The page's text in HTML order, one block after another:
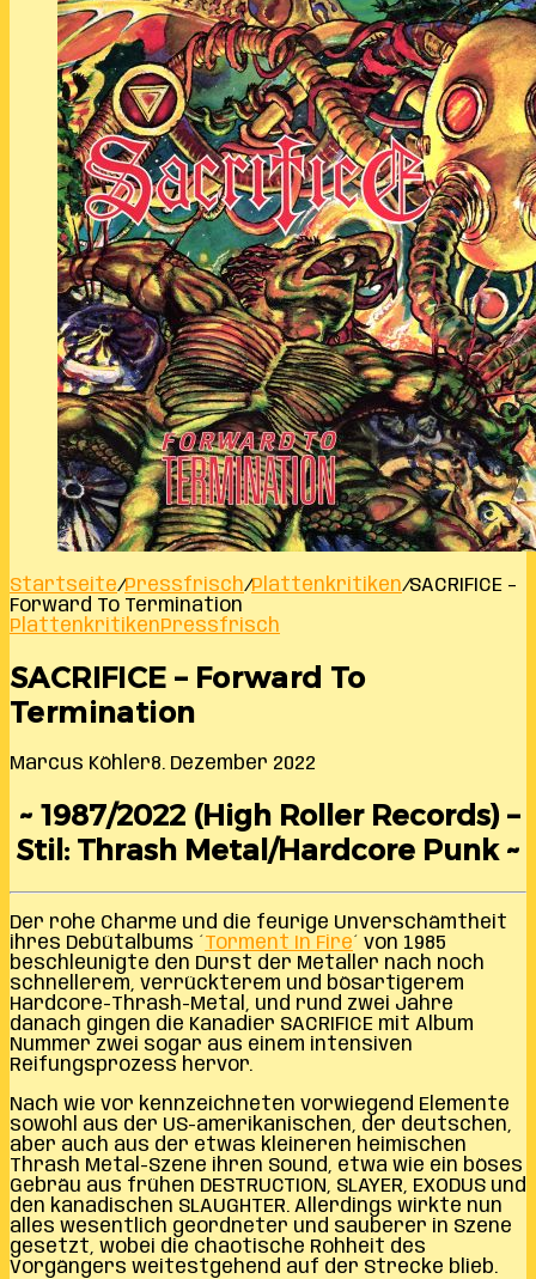
Startseite/Pressfrisch/Plattenkritiken/SACRIFICE –
Forward To Termination
PlattenkritikenPressfrisch
SACRIFICE – Forward To
Termination
Marcus Köhler8. Dezember 2022
~ 1987/2022 (High Roller Records) –
Stil: Thrash Metal/Hardcore Punk ~
Der rohe Charme und die feurige Unverschämtheit
ihres Debütalbums ´Torment In Fire´ von 1985
beschleunigte den Durst der Metaller nach noch
schnellerem, verrückterem und bösartigerem
Hardcore-Thrash-Metal, und rund zwei Jahre
danach gingen die Kanadier SACRIFICE mit Album
Nummer zwei sogar aus einem intensiven
Reifungsprozess hervor.
Nach wie vor kennzeichneten vorwiegend Elemente
sowohl aus der US-amerikanischen, der deutschen,
aber auch aus der etwas kleineren heimischen
Thrash Metal-Szene ihren Sound, etwa wie ein böses
Gebräu aus frühen DESTRUCTION, SLAYER, EXODUS und
den kanadischen SLAUGHTER. Allerdings wirkte nun
alles wesentlich geordneter und sauberer in Szene
gesetzt, wobei die chaotische Rohheit des
Vorgängers weitestgehend auf der Strecke blieb.